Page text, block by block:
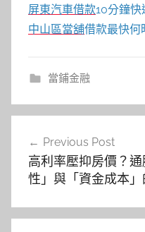
屏東汽車借款10分鐘快
中山區當舖借款最快何
當鋪金融
導
覽
Previous Post
高利率壓抑房價？
性」與「資金成本